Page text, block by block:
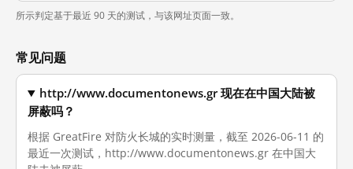
所示判定基于最近 90 天的测试，与该网址页面一致。
常见问题
http://www.documentonews.gr 现在在中国大陆被
屏蔽吗？
根据 GreatFire 对防火长城的实时测量，截至 2026-06-11 的
最近一次测试，http://www.documentonews.gr 在中国大